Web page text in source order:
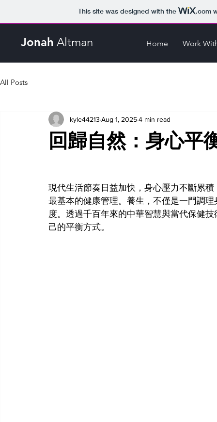
This site was designed with the .com
Jonah Altman Home Work
All Posts
回歸自然：身心平
kyle44213 Aug 1, 20254 min read
現代生活節奏日益加快，身心壓力不斷累
最基本的健康管理。養生，不僅是一門調
度。透過千百年來的中華智慧與當代保健
己的平衡方式。